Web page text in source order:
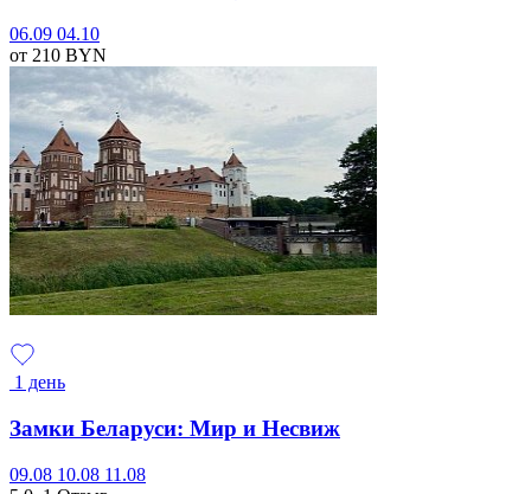
06.09 04.10
от 210 BYN
1 день
Замки Беларуси: Мир и Несвиж
09.08 10.08 11.08